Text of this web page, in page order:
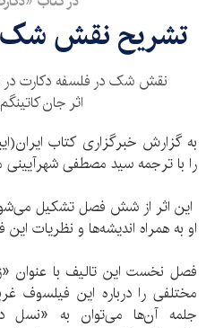
تشریح نقش شک
نقش شک در فلسفه دکارت در
اثر جان
به گزارش خبرگزاری کتاب
را با ترجمه سید مصطفی
این اثر از شش فصل تشکیل
او به همراه‌ اندیشه‌ها و نظریات
فصل نخست این تالیف با عنوان
مختلفی را درباره این فیلسوف
جلمه آن‌ها می‌توان به